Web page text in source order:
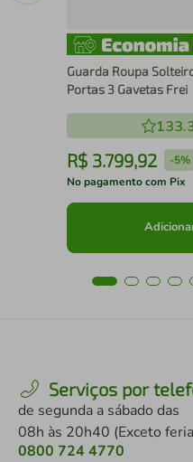
Guarda Roupa
Portas 3 Gavetas Frei
R$ 3.799,92 -5%
No pagamento com Pix
Serviços por
de segunda a sábado das
08h às 20h40 (Exceto
0800 724 4770